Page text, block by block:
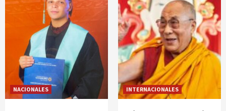
NACIONALES INTERNACIONALES